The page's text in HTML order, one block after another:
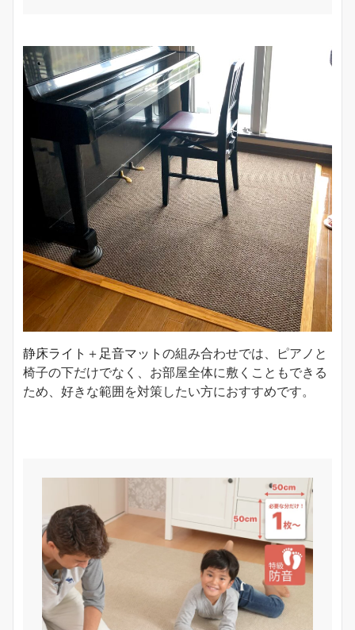
静床ライト ＋ 足音マット の組み合わせでは、ピアノと
椅子の下だけでなく、お部屋全体に敷くこともできる
ため、好きな範囲を対策したい方におすすめです。